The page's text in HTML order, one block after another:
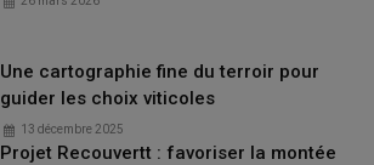
Une cartographie fine du terroir pour
guider les choix viticoles
13 décembre 2025
Projet Recouvertt : favoriser la montée